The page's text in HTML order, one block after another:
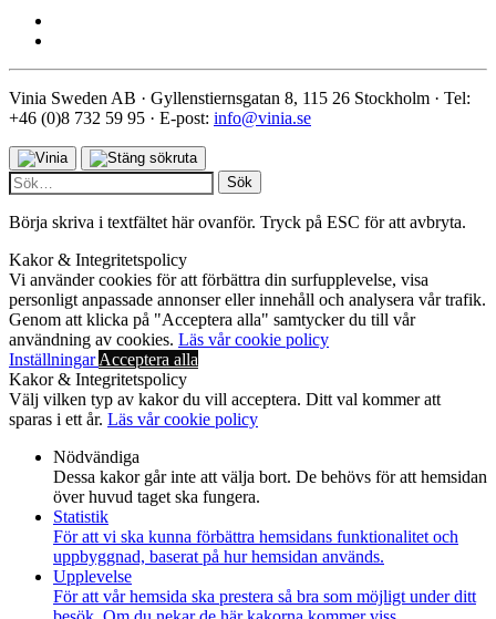
Vinia Sweden AB · Gyllenstiernsgatan 8, 115 26 Stockholm · Tel:
+46 (0)8 732 59 95 · E-post: info@vinia.se
Sök
efter:
Börja skriva i textfältet här ovanför. Tryck på ESC för att avbryta.
Kakor & Integritetspolicy
Vi använder cookies för att förbättra din surfupplevelse, visa
personligt anpassade annonser eller innehåll och analysera vår trafik.
Genom att klicka på "Acceptera alla" samtycker du till vår
användning av cookies. Läs vår cookie policy
InställningarAcceptera alla
Kakor & Integritetspolicy
Välj vilken typ av kakor du vill acceptera. Ditt val kommer att
sparas i ett år. Läs vår cookie policy
Nödvändiga
Dessa kakor går inte att välja bort. De behövs för att hemsidan
över huvud taget ska fungera.
Statistik
För att vi ska kunna förbättra hemsidans funktionalitet och
uppbyggnad, baserat på hur hemsidan används.
Upplevelse
För att vår hemsida ska prestera så bra som möjligt under ditt